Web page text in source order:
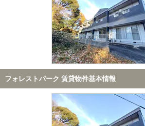
フォレストパーク 賃貸物件基本情報